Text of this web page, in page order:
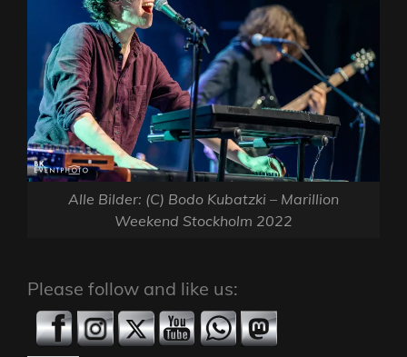
Alle Bilder: (C) Bodo Kubatzki – Marillion
Weekend Stockholm 2022
Please follow and like us: